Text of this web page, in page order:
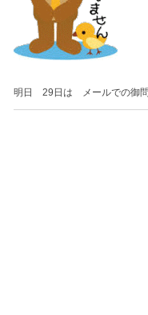
明日 29日は メールでの御問